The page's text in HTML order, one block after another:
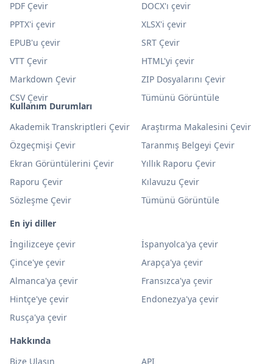
Kullanım Durumları
Akademik Transkriptleri Çevir
Araştırma Makalesini Çevir
Özgeçmişi Çevir
Taranmış Belgeyi Çevir
Ekran Görüntülerini Çevir
Yıllık Raporu Çevir
Raporu Çevir
Kılavuzu Çevir
Sözleşme Çevir
Tümünü Görüntüle
En iyi diller
İngilizceye çevir
İspanyolca'ya çevir
Çince'ye çevir
Arapça'ya çevir
Almanca'ya çevir
Fransızca'ya çevir
Hintçe'ye çevir
Endonezya'ya çevir
Rusça'ya çevir
PDF Çevir
DOCX'ı çevir
PPTX'i çevir
XLSX'i çevir
EPUB'u çevir
SRT Çevir
VTT Çevir
HTML'yi çevir
Markdown Çevir
ZIP Dosyalarını Çevir
CSV Çevir
Tümünü Görüntüle
Hakkında
Bize Ulaşın
API